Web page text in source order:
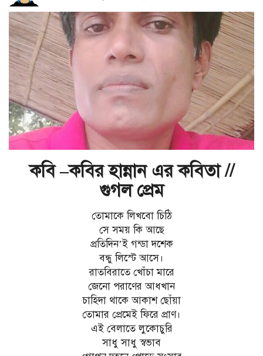
কবি –কবির হান্নান এর কবিতা //
গুগল প্রেম
তোমাকে লিখবো চিঠি
সে সময় কি আছে
প্রতিদিন’ই গন্ডা দশেক
বন্ধু লিস্টে আসে।
রাতবিরাতে খোঁচা মারে
জেনো পরাণের আধখান
চাহিদা থাকে আকাশ ছোঁয়া
তোমার প্রেমেই ফিরে প্রাণ।
এই বেলাতে লুকোচুরি
সাধু সাধু স্বভাব